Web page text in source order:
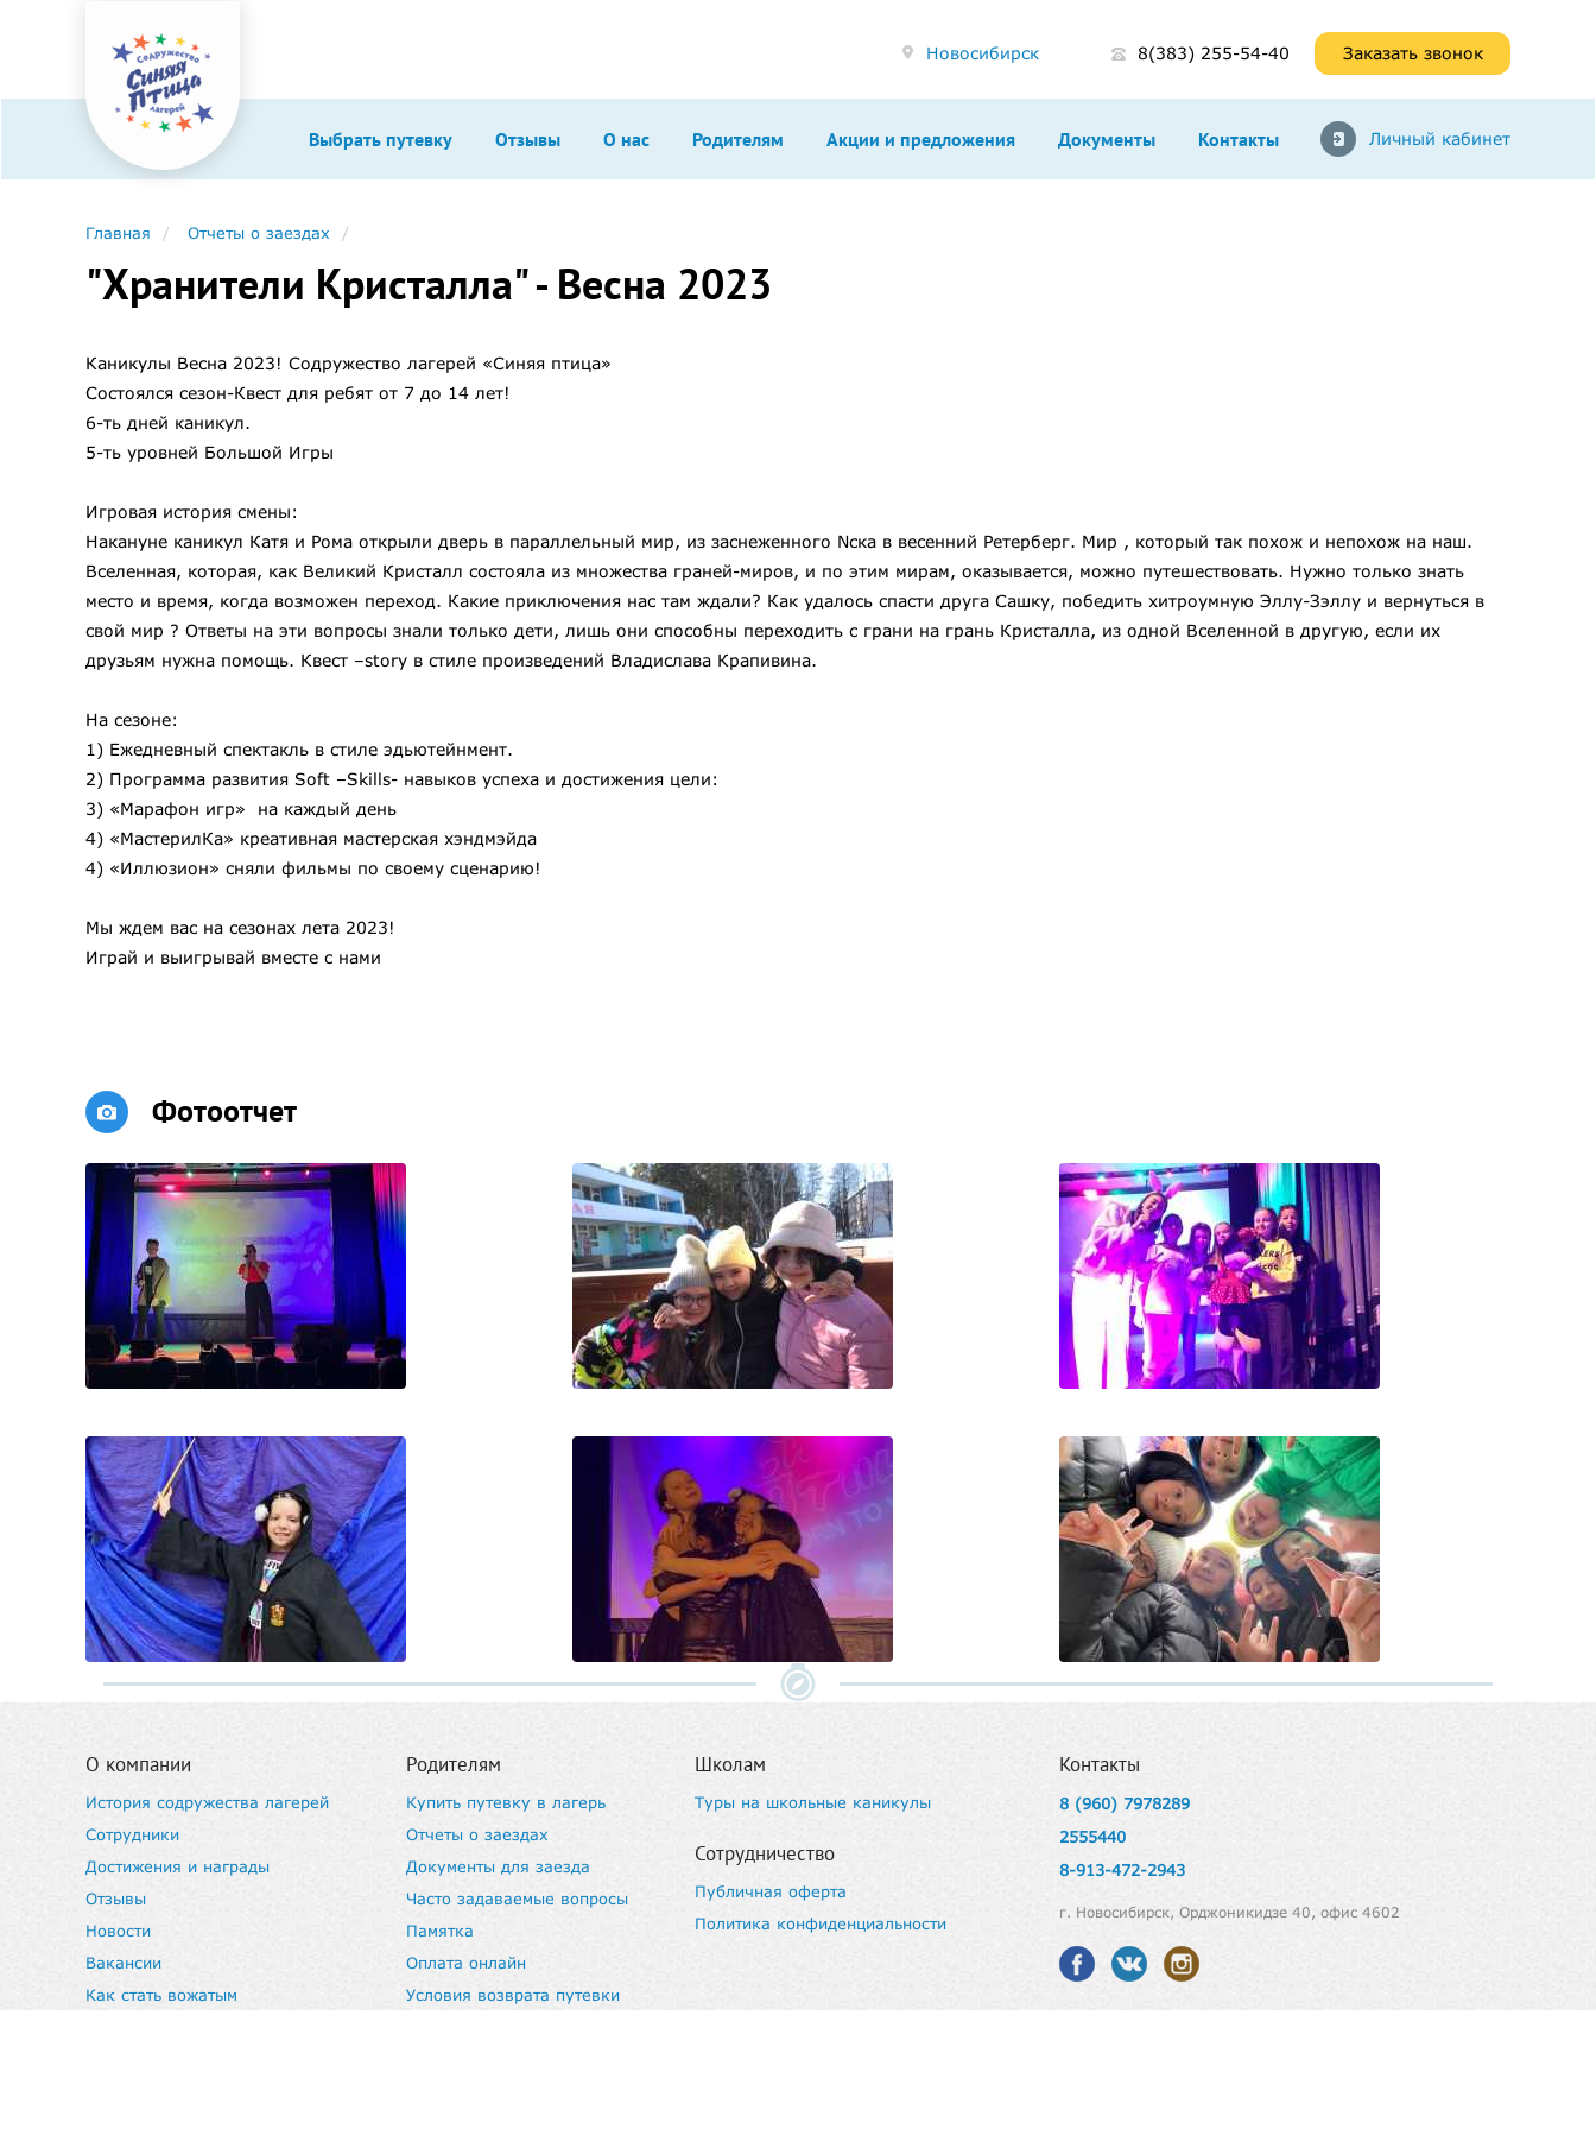
Новосибирск 8(383) 255-54-40 Заказать звонок
Выбрать путевку Отзывы О нас Родителям Акции и предложения Документы Контакты Личный кабинет
Главная Отчеты о заездах
"Хранители Кристалла" - Весна 2023
Каникулы Весна 2023! Содружество лагерей «Синяя птица»
Состоялся сезон-Квест для ребят от 7 до 14 лет!
6-ть дней каникул.
5-ть уровней Большой Игры
Игровая история смены:
Накануне каникул Катя и Рома открыли дверь в параллельный мир, из заснеженного Nска в весенний Ретерберг. Мир , который так похож и непохож на наш.
Вселенная, которая, как Великий Кристалл состояла из множества граней-миров, и по этим мирам, оказывается, можно путешествовать. Нужно только знать
место и время, когда возможен переход. Какие приключения нас там ждали? Как удалось спасти друга Сашку, победить хитроумную Эллу-Зэллу и вернуться в
свой мир ? Ответы на эти вопросы знали только дети, лишь они способны переходить с грани на грань Кристалла, из одной Вселенной в другую, если их
друзьям нужна помощь. Квест –story в стиле произведений Владислава Крапивина.
На сезоне:
1) Ежедневный спектакль в стиле эдьютейнмент.
2) Программа развития Soft –Skills- навыков успеха и достижения цели:
3) «Марафон игр» на каждый день
4) «МастерилКа» креативная мастерская хэндмэйда
4) «Иллюзион» сняли фильмы по своему сценарию!
Мы ждем вас на сезонах лета 2023!
Играй и выигрывай вместе с нами
Фотоотчет
О компании
История содружества лагерей
Сотрудники
Достижения и награды
Отзывы
Новости
Вакансии
Как стать вожатым
Родителям
Купить путевку в лагерь
Отчеты о заездах
Документы для заезда
Часто задаваемые вопросы
Памятка
Оплата онлайн
Условия возврата путевки
Школам
Туры на школьные каникулы
Сотрудничество
Публичная оферта
Политика конфиденциальности
Контакты
8 (960) 7978289
2555440
8-913-472-2943
г. Новосибирск, Орджоникидзе 40, офис 4602